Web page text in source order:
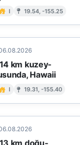
I 19.54, -155.25
km kuzey-
Hawaii
I 19.31, -155.40
km doğu-